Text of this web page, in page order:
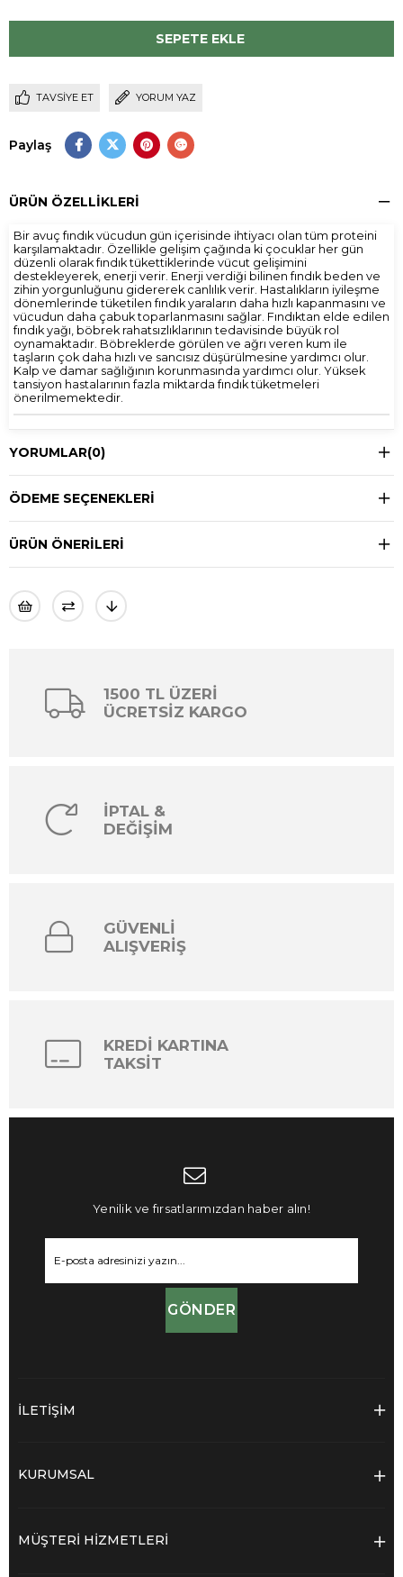
TAVSIYE ET YORUM YAZ
Paylaş
ÜRÜN ÖZELLIKLERI
Bir avuç fındık vücudun gün içerisinde ihtiyacı olan tüm proteini
karşılamaktadır. Özellikle gelişim çağında ki çocuklar her gün
düzenli olarak fındık tükettiklerinde vücut gelişimini
destekleyerek, enerji verir. Enerji verdiği bilinen fındık beden ve
zihin yorgunluğunu gidererek canlılık verir. Hastalıkların iyileşme
dönemlerinde tüketilen fındık yaraların daha hızlı kapanmasını ve
vücudun daha çabuk toparlanmasını sağlar. Fındıktan elde edilen
fındık yağı, böbrek rahatsızlıklarının tedavisinde büyük rol
oynamaktadır. Böbreklerde görülen ve ağrı veren kum ile
taşların çok daha hızlı ve sancısız düşürülmesine yardımcı olur.
Kalp ve damar sağlığının korunmasında yardımcı olur. Yüksek
tansiyon hastalarının fazla miktarda fındık tüketmeleri
önerilmemektedir.
YORUMLAR(0)
ÖDEME SEÇENEKLERI
ÜRÜN ÖNERILERI
1500 TL ÜZERİ
ÜCRETSİZ KARGO
İPTAL &
DEĞİŞİM
GÜVENLİ
ALIŞVERİŞ
KREDİ KARTINA
TAKSİT
Yenilik ve fırsatlarımızdan haber alın!
GÖNDER
İLETİŞİM
KURUMSAL
MÜŞTERİ HİZMETLERİ